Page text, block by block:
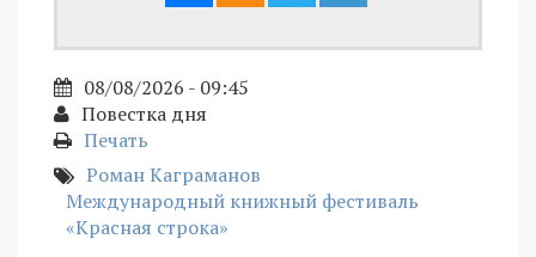
08/08/2026 - 09:45
Повестка дня
Печать
Роман Каграманов
Международный книжный фестиваль
«Красная строка»